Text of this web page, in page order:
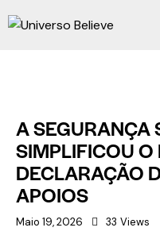
A SEGURANÇA
SIMPLIFICOU
DECLARAÇÃO
APOIOS
Maio 19, 2026 33 Views